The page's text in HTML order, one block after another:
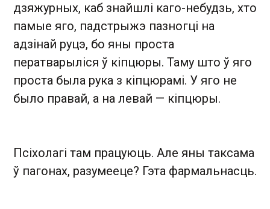
дзяжурных, каб знайшлі каго-небудзь, хто
памые яго, падстрыжэ пазногці на
адзінай руцэ, бо яны проста
ператварыліся ў кіпцюры. Таму што ў яго
проста была рука з кіпцюрамі. У яго не
было правай, а на левай — кіпцюры.
Псіхолагі там працуюць. Але яны таксама
ў пагонах, разумееце? Гэта фармальнасць.